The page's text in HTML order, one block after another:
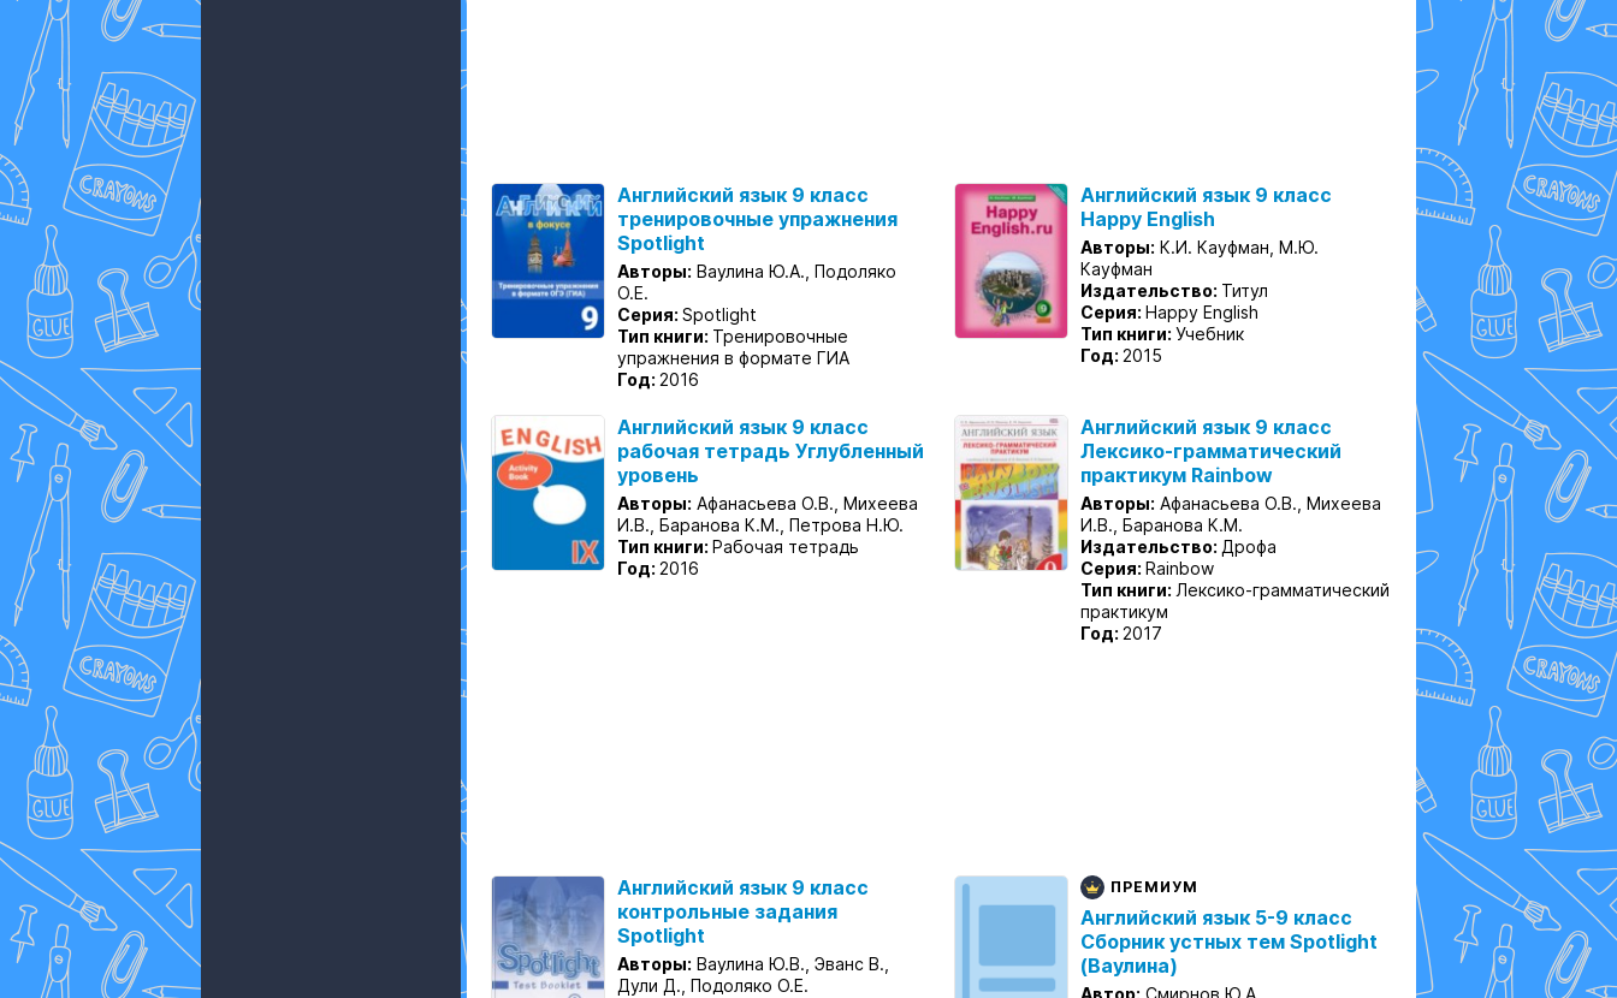
Английский язык 9 класс
тренировочные упражнения
Spotlight
Авторы: Ваулина Ю.А., Подоляко
О.Е.
Серия: Spotlight
Тип книги: Тренировочные
упражнения в формате ГИА
Год: 2016
Английский язык 9 класс
Happy English
Авторы: К.И. Кауфман, М.Ю.
Кауфман
Издательство: Титул
Серия: Happy English
Тип книги: Учебник
Год: 2015
Английский язык 9 класс
рабочая тетрадь Углубленный
уровень
Авторы: Афанасьева О.В., Михеева
И.В., Баранова К.М., Петрова Н.Ю.
Тип книги: Рабочая тетрадь
Год: 2016
Английский язык 9 класс
Лексико-грамматический
практикум Rainbow
Авторы: Афанасьева О.В., Михеева
И.В., Баранова К.М.
Издательство: Дрофа
Серия: Rainbow
Тип книги: Лексико-грамматический
практикум
Год: 2017
Английский язык 9 класс
контрольные задания
Spotlight
Авторы: Ваулина Ю.В., Эванс В.,
Дули Д., Подоляко О.Е.
ПРЕМИУМ
Английский язык 5-9 класс
Сборник устных тем Spotlight
(Ваулина)
Автор: Смирнов Ю.А.